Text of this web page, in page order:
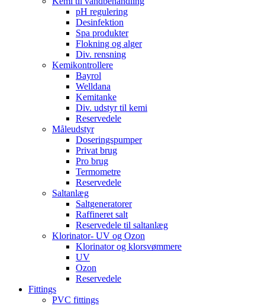
pH regulering
Desinfektion
Spa produkter
Flokning og alger
Div. rensning
Kemikontrollere
Bayrol
Welldana
Kemitanke
Div. udstyr til kemi
Reservedele
Måleudstyr
Doseringspumper
Privat brug
Pro brug
Termometre
Reservedele
Saltanlæg
Saltgeneratorer
Raffineret salt
Reservedele til saltanlæg
Klorinator- UV og Ozon
Klorinator og klorsvømmere
UV
Ozon
Reservedele
Fittings
PVC fittings